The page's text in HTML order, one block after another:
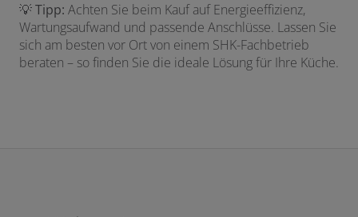
💡Tipp: Achten Sie beim Kauf auf Energieeffizienz,
Wartungsaufwand und passende Anschlüsse. Lassen Sie
sich am besten vor Ort von einem SHK-Fachbetrieb
beraten – so finden Sie die ideale Lösung für Ihre Küche.